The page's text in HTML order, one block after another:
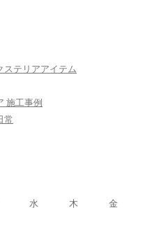
ステリアアイテム
施工事例
常
水 木 金